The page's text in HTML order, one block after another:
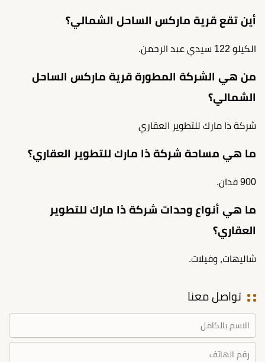
أين تقع قرية ماركس الساحل الشمالي؟
الكيلو 122 سيدي عبد الرحمن.
من هي الشركة المطورة قرية ماركس الساحل
الشمالي؟
شركة ذا مارك للتطوير العقاري
ما هي مساحة شركة ذا مارك للتطوير العقاري؟
900 فدان.
ما هي أنواع وحدات شركة ذا مارك للتطوير
العقاري؟
شاليهات، وفيلات.
تواصل معنا